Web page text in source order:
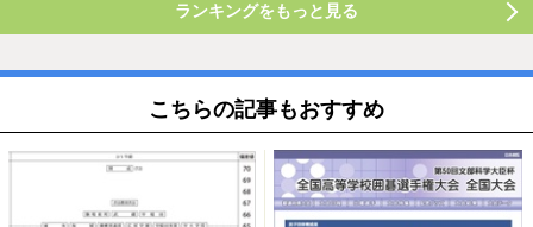
ランキングをもっと見る
こちらの記事もおすすめ